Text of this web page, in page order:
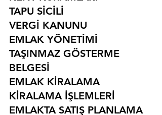
TAPU SİCİLİ
VERGİ KANUNU
EMLAK YÖNETİMİ
TAŞINMAZ GÖSTERME
BELGESİ
EMLAK KİRALAMA
KİRALAMA İŞLEMLERİ
EMLAKTA SATIŞ PLANLAMA